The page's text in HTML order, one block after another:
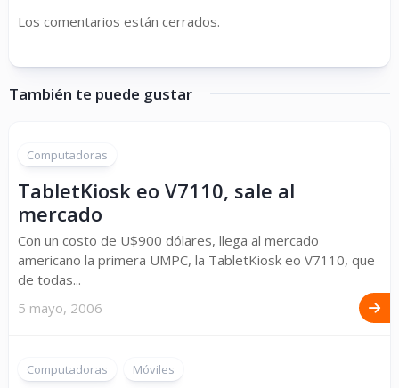
Los comentarios están cerrados.
También te puede gustar
Computadoras
TabletKiosk eo V7110, sale al
mercado
Con un costo de U$900 dólares, llega al mercado
americano la primera UMPC, la TabletKiosk eo V7110, que
de todas...
5 mayo, 2006
Computadoras Móviles